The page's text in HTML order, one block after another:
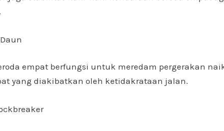
empat berfungsi untuk meredam pergerakan
yang diakibatkan oleh ketidakrataan jalan.